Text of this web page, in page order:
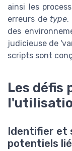
ainsi les
erreurs de type.
des
judicieuse de
scripts sont
Les défis
Identifier et
potentiels